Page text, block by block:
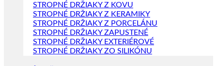
STROPNÉ DRŽIAKY Z KOVU
STROPNÉ DRŽIAKY Z KERAMIKY
STROPNÉ DRŽIAKY Z PORCELÁNU
STROPNÉ DRŽIAKY ZAPUSTENÉ
STROPNÉ DRŽIAKY EXTERIÉROVÉ
STROPNÉ DRŽIAKY ZO SILIKÓNU